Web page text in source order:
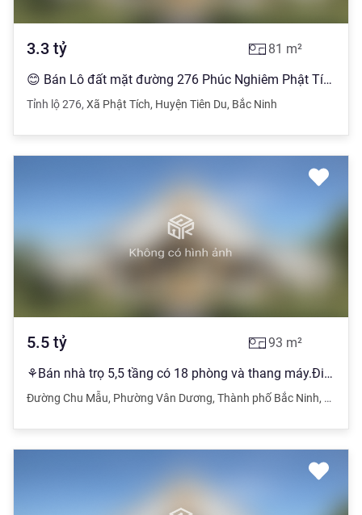
3.3 tỷ 81 m²
😊 Bán Lô đất mặt đường 276 Phúc Nghiêm Phật Tích Tiên. Vị trí siêu kinh doanh ⛰ DT 81m2
Tỉnh lộ 276, Xã Phật Tích, Huyện Tiên Du, Bắc Ninh
5.5 tỷ 93 m²
⚘️Bán nhà trọ 5,5 tầng có 18 phòng và thang máy.Điều hòa.nóng lạnh.full Cho thuê 1.5tr/ph
Đường Chu Mẫu, Phường Vân Dương, Thành phố Bắc Ninh, Bắc